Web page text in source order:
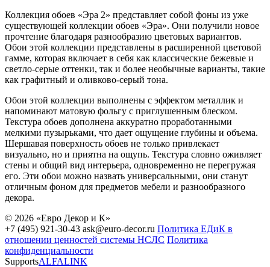
Коллекция обоев «Эра 2» представляет собой фоны из уже
существующей коллекции обоев «Эра». Они получили новое
прочтение благодаря разнообразию цветовых вариантов.
Обои этой коллекции представлены в расширенной цветовой
гамме, которая включает в себя как классические бежевые и
светло-серые оттенки, так и более необычные варианты, такие
как графитный и оливково-серый тона.
Обои этой коллекции выполнены с эффектом металлик и
напоминают матовую фольгу с приглушенным блеском.
Текстура обоев дополнена аккуратно проработанными
мелкими пузырьками, что дает ощущение глубины и объема.
Шершавая поверхность обоев не только привлекает
визуально, но и приятна на ощупь. Текстура словно оживляет
стены и общий вид интерьера, одновременно не перегружая
его. Эти обои можно назвать универсальными, они станут
отличным фоном для предметов мебели и разнообразного
декора.
© 2026 «Евро Декор и К»
+7 (495) 921-30-43 ask@euro-decor.ru Политика ЕДиК в
отношении ценностей системы НСЛС Политика
конфиденциальности
SupportsALFALINK